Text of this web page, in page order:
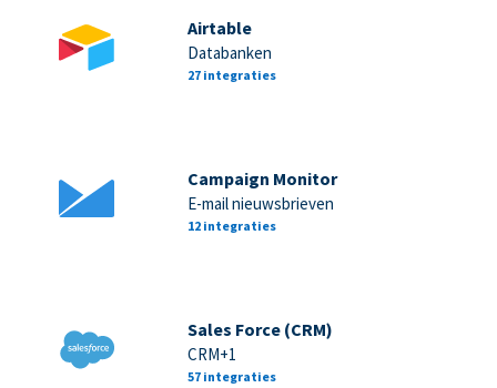
Airtable
Databanken
27 integraties
Campaign Monitor
E-mail nieuwsbrieven
12 integraties
Sales Force (CRM)
CRM+1
57 integraties